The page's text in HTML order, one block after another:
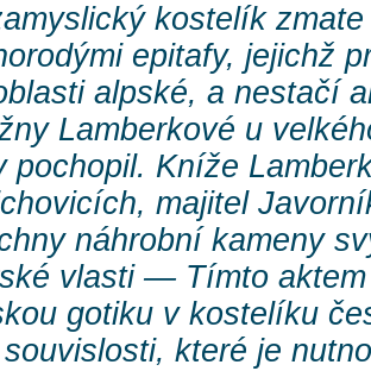
kostelík
epitafy, jejichž
alpské, a nestačí
Lamberkové u
pochopil. Kníže
majitel
náhrobní kameny
vlasti — Tímto
gotiku v kostelíku
které je